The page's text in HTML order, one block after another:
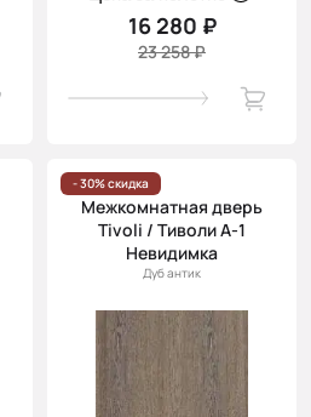
16 280 ₽
23 258 ₽
- 30% скидка
Межкомнатная дверь
Tivoli / Тиволи А-1
Невидимка
Дуб антик